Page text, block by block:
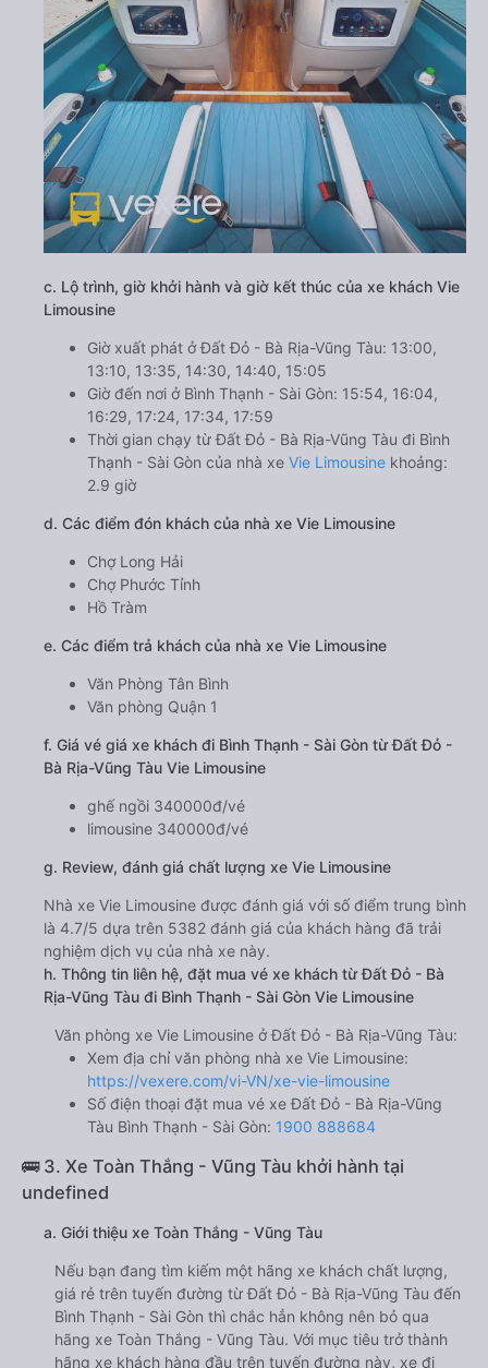
c. Lộ trình, giờ khởi hành và giờ kết thúc của xe khách Vie
Limousine
Giờ xuất phát ở Đất Đỏ - Bà Rịa-Vũng Tàu: 13:00,
13:10, 13:35, 14:30, 14:40, 15:05
Giờ đến nơi ở Bình Thạnh - Sài Gòn: 15:54, 16:04,
16:29, 17:24, 17:34, 17:59
Thời gian chạy từ Đất Đỏ - Bà Rịa-Vũng Tàu đi Bình
Thạnh - Sài Gòn của nhà xe Vie Limousine khoảng:
2.9 giờ
d. Các điểm đón khách của nhà xe Vie Limousine
Chợ Long Hải
Chợ Phước Tỉnh
Hồ Tràm
e. Các điểm trả khách của nhà xe Vie Limousine
Văn Phòng Tân Bình
Văn phòng Quận 1
f. Giá vé giá xe khách đi Bình Thạnh - Sài Gòn từ Đất Đỏ -
Bà Rịa-Vũng Tàu Vie Limousine
ghế ngồi 340000đ/vé
limousine 340000đ/vé
g. Review, đánh giá chất lượng xe Vie Limousine
Nhà xe Vie Limousine được đánh giá với số điểm trung bình
là 4.7/5 dựa trên 5382 đánh giá của khách hàng đã trải
nghiệm dịch vụ của nhà xe này.
h. Thông tin liên hệ, đặt mua vé xe khách từ Đất Đỏ - Bà
Rịa-Vũng Tàu đi Bình Thạnh - Sài Gòn Vie Limousine
Văn phòng xe Vie Limousine ở Đất Đỏ - Bà Rịa-Vũng Tàu:
Xem địa chỉ văn phòng nhà xe Vie Limousine:
https://vexere.com/vi-VN/xe-vie-limousine
Số điện thoại đặt mua vé xe Đất Đỏ - Bà Rịa-Vũng
Tàu Bình Thạnh - Sài Gòn: 1900 888684
🚌 3. Xe Toàn Thắng - Vũng Tàu khởi hành tại
undefined
a. Giới thiệu xe Toàn Thắng - Vũng Tàu
Nếu bạn đang tìm kiếm một hãng xe khách chất lượng,
giá rẻ trên tuyến đường từ Đất Đỏ - Bà Rịa-Vũng Tàu đến
Bình Thạnh - Sài Gòn thì chắc hẳn không nên bỏ qua
hãng xe Toàn Thắng - Vũng Tàu. Với mục tiêu trở thành
hãng xe khách hàng đầu trên tuyến đường này, xe đi